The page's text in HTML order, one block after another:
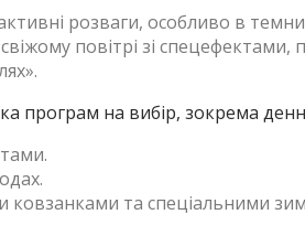
розваги, особливо в
повітрі зі
програм на вибір, зокрема
ковзанками та спеціальними